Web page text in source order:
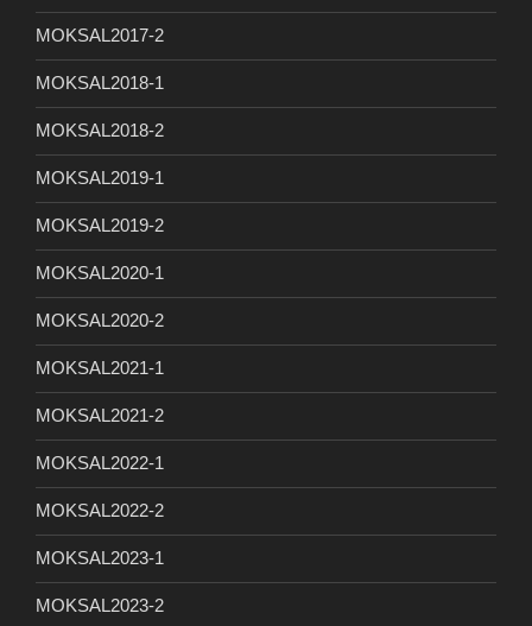
MOKSAL2017-2
MOKSAL2018-1
MOKSAL2018-2
MOKSAL2019-1
MOKSAL2019-2
MOKSAL2020-1
MOKSAL2020-2
MOKSAL2021-1
MOKSAL2021-2
MOKSAL2022-1
MOKSAL2022-2
MOKSAL2023-1
MOKSAL2023-2